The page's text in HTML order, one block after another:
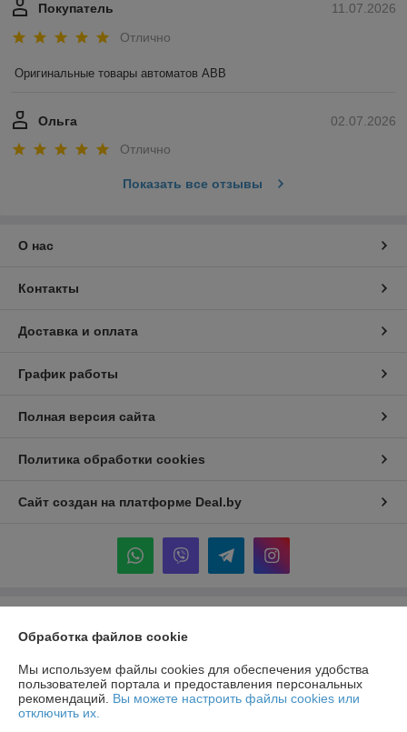
11.07.2026
Покупатель
Отлично
Оригинальные товары автоматов ABB
02.07.2026
Ольга
Отлично
Показать все отзывы
О нас
Контакты
Доставка и оплата
График работы
Полная версия сайта
Политика обработки cookies
Сайт создан на платформе Deal.by
г. Минск ул. Прушинских дом 6 , кв 133
Регистрационный номер ЕГР: 193513378
Обработка файлов cookie
Мы используем файлы cookies для обеспечения удобства
пользователей портала и предоставления персональных
рекомендаций. Вы можете настроить файлы cookies или
отключить их.